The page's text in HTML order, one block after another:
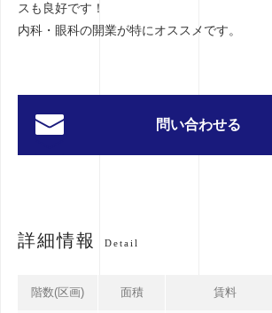
スも良好です！
内科・眼科の開業が特にオススメです。
問い合わせる
詳細情報 Detail
階数(区画) 面積 賃料